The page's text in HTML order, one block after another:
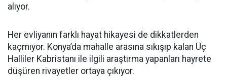
alıyor.
Her evliyanın farklı hayat hikayesi de dikkatlerden
kaçmıyor. Konya’da mahalle arasına sıkışıp kalan Üç
Halliler Kabristanı ile ilgili araştırma yapanları hayrete
düşüren rivayetler ortaya çıkıyor.